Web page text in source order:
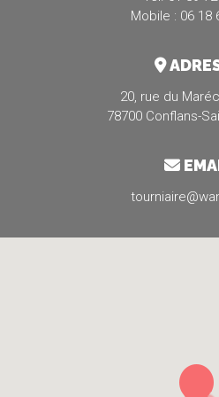
Mobile : 06 18
20, rue du
78700 Conflans-